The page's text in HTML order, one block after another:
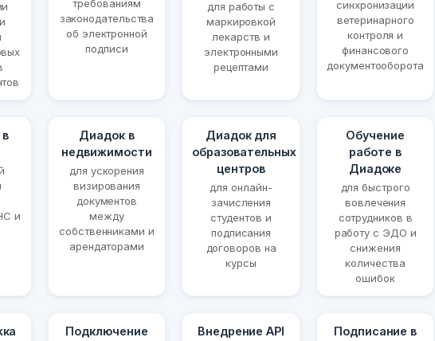
требованиям
законодательства
об электронной
подписи
для работы с
маркировкой
лекарств и
электронными
рецептами
синхронизации
ветеринарного
контроля и
финансового
документооборота
и
Диадок в
недвижимости
для ускорения
визирования
документов
между
собственниками и
арендаторами
Диадок для
образовательных
центров
для онлайн-
зачисления
студентов и
подписания
договоров на
курсы
Обучение
работе в
Диадоке
для быстрого
вовлечения
сотрудников в
работу с ЭДО и
снижения
количества
ошибок
Подключение
Внедрение API
Подписание в